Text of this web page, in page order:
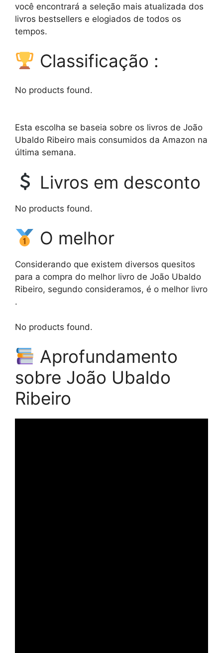
você encontrará a seleção mais atualizada dos
livros bestsellers e elogiados de todos os
tempos.
Classificação :
No products found.
Esta escolha se baseia sobre os livros de João
Ubaldo Ribeiro mais consumidos da Amazon na
última semana.
Livros em desconto
No products found.
O melhor
Considerando que existem diversos quesitos
para a compra do melhor livro de João Ubaldo
Ribeiro, segundo consideramos, é o melhor livro
.
No products found.
Aprofundamento
sobre João Ubaldo
Ribeiro